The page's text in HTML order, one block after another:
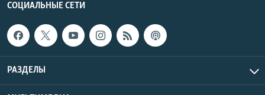
СОЦИАЛЬНЫЕ СЕТИ
РАЗДЕЛЫ